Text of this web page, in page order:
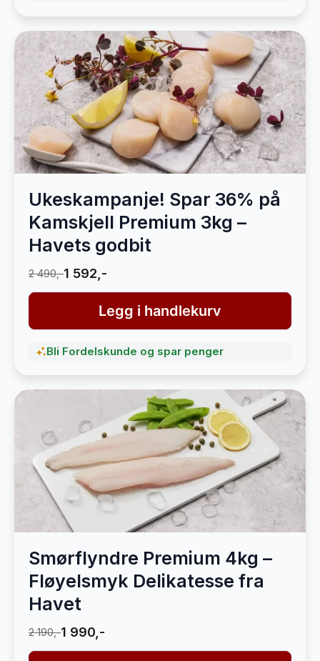
Ukeskampanje! Spar 36% på
Kamskjell Premium 3kg –
Havets godbit
2 490,-1 592,-
Legg i handlekurv
Bli Fordelskunde og spar penger
Smørflyndre Premium 4kg –
Fløyelsmyk Delikatesse fra
Havet
2 190,-1 990,-